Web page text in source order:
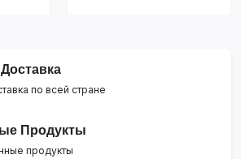
по всей стране
Продукты
продукты